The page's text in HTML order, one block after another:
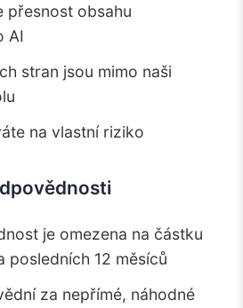
přesnost obsahu
AI
stran jsou mimo naši
na vlastní riziko
je omezena na částku
posledních 12 měsíců
za nepřímé, náhodné